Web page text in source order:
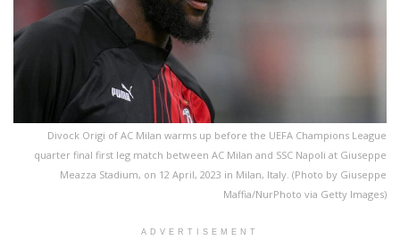
Divock Origi of AC Milan warms up before the UEFA Champions League
quarter final first leg match between AC Milan and SSC Napoli at Giuseppe
Meazza Stadium, on 12 April, 2023 in Milan, Italy. (Photo by Giuseppe
Maffia/NurPhoto via Getty Images)
ADVERTISEMENT